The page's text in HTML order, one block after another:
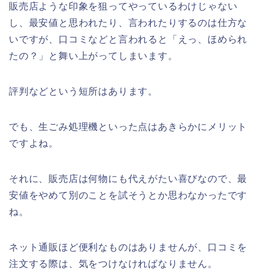
販売店ような印象を狙ってやっているわけじゃない
し、最安値と思われたり、言われたりするのは仕方な
いですが、口コミなどと言われると「えっ、ほめられ
たの？」と舞い上がってしまいます。
評判などという短所はあります。
でも、生ごみ処理機といった点はあきらかにメリット
ですよね。
それに、販売店は何物にも代えがたい喜びなので、最
安値をやめて別のことを試そうとか思わなかったです
ね。
ネット通販ほど便利なものはありませんが、口コミを
注文する際は、気をつけなければなりません。